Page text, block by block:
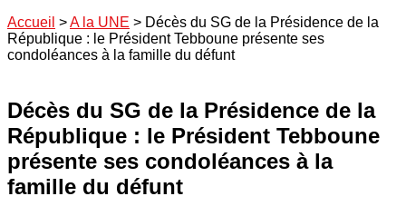
Accueil >A la UNE > Décès du SG de la Présidence de la
République : le Président Tebboune présente ses
condoléances à la famille du défunt
Décès du SG de la Présidence de la
République : le Président Tebboune
présente ses condoléances à la
famille du défunt